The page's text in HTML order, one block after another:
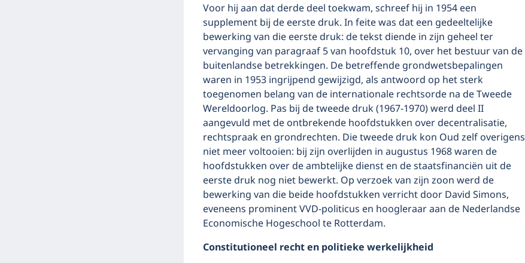
Voor hij aan dat derde deel toekwam, schreef hij in 1954 een
supplement bij de eerste druk. In feite was dat een gedeeltelijke
bewerking van die eerste druk: de tekst diende in zijn geheel ter
vervanging van paragraaf 5 van hoofdstuk 10, over het bestuur van de
buitenlandse betrekkingen. De betreffende grondwetsbepalingen
waren in 1953 ingrijpend gewijzigd, als antwoord op het sterk
toegenomen belang van de internationale rechtsorde na de Tweede
Wereldoorlog. Pas bij de tweede druk (1967-1970) werd deel II
aangevuld met de ontbrekende hoofdstukken over decentralisatie,
rechtspraak en grondrechten. Die tweede druk kon Oud zelf overigens
niet meer voltooien: bij zijn overlijden in augustus 1968 waren de
hoofdstukken over de ambtelijke dienst en de staatsfinanciën uit de
eerste druk nog niet bewerkt. Op verzoek van zijn zoon werd de
bewerking van die beide hoofdstukken verricht door David Simons,
eveneens prominent VVD-politicus en hoogleraar aan de Nederlandse
Economische Hogeschool te Rotterdam.
Constitutioneel recht en politieke werkelijkheid